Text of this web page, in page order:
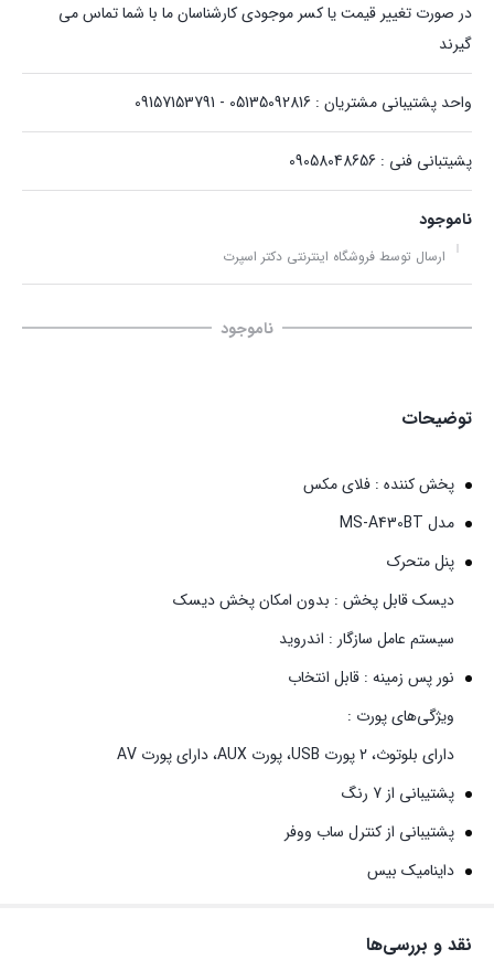
در صورت تغییر قیمت یا کسر موجودی کارشناسان ما با شما تماس می
گیرند
واحد پشتیبانی مشتریان : 05135092816 - 09157153791
پشیتبانی فنی : 09058048656
ناموجود
ارسال توسط فروشگاه اینترنتی دکتر اسپرت
ناموجود
توضیحات
پخش کننده : فلای مکس
مدل MS-A430BT
پنل متحرک
دیسک قابل پخش : بدون امکان پخش دیسک
سیستم عامل سازگار : اندروید
نور پس زمینه : قابل انتخاب
ویژگی‌های پورت :
دارای بلوتوث، 2 پورت USB، پورت AUX، دارای پورت AV
پشتیبانی از 7 رنگ
پشتیبانی از کنترل ساب ووفر
داینامیک بیس
نقد و بررسی‌ها